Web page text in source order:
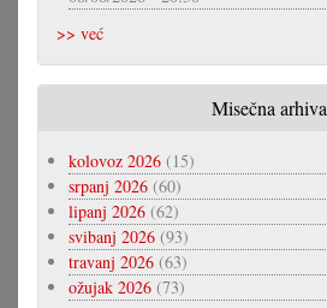
>> već
Misečna arhiva
kolovoz 2026 (15)
srpanj 2026 (60)
lipanj 2026 (62)
svibanj 2026 (93)
travanj 2026 (63)
ožujak 2026 (73)